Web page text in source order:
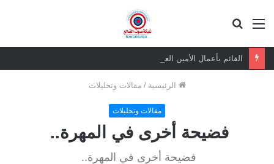
القائمة
الرئيسية / مقالات وتحليلات
مقالات وتحليلات
فضيحة أخرى في المهرة..
فضيحة أخرى في المهرة..